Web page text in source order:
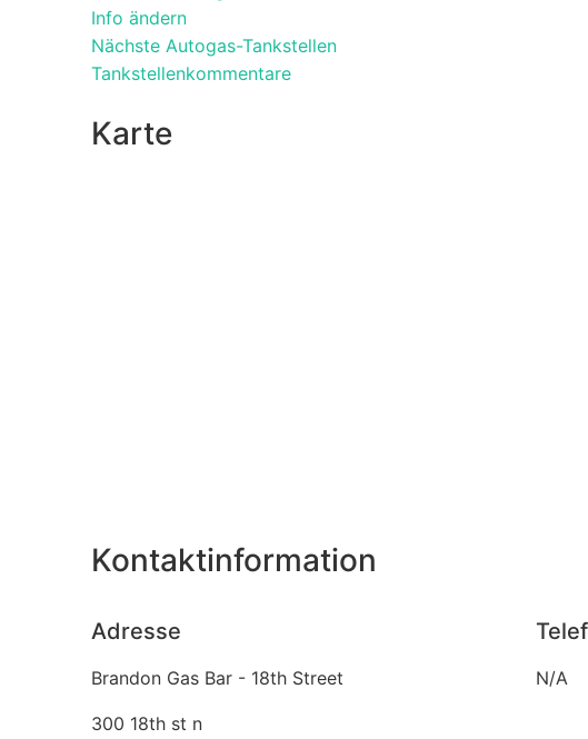
Info ändern
Nächste Autogas-Tankstellen
Tankstellenkommentare
Karte
Kontaktinformation
Adresse
Brandon Gas Bar - 18th Street
300 18th st n
N/A